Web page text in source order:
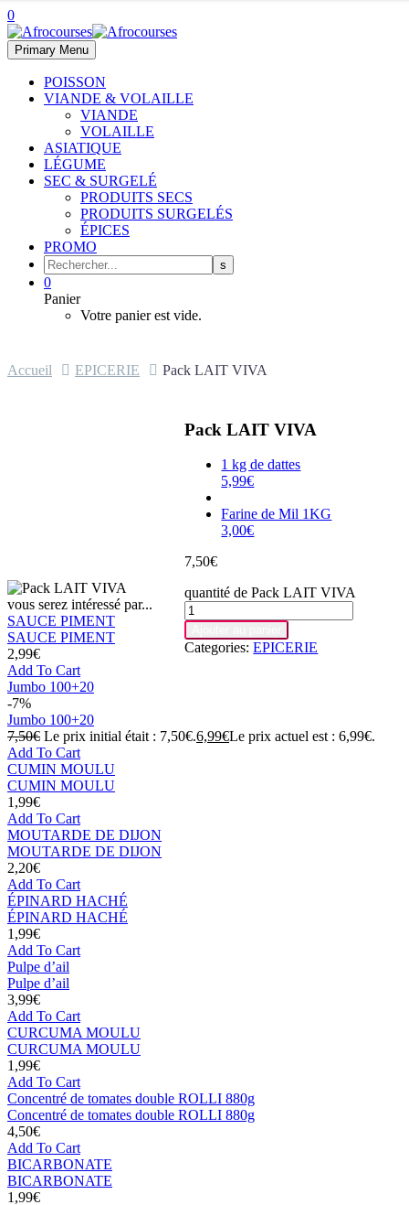
0
Primary Menu
POISSON
VIANDE & VOLAILLE
VIANDE
VOLAILLE
ASIATIQUE
LÉGUME
SEC & SURGELÉ
PRODUITS SECS
PRODUITS SURGELÉS
ÉPICES
PROMO
0
Panier
Votre panier est vide.
Accueil EPICERIE Pack LAIT VIVA
Pack LAIT VIVA
1 kg de dattes
5,99€
Farine de Mil 1KG
3,00€
7,50€
quantité de Pack LAIT VIVA
Categories:EPICERIE
vous serez intéressé par...
SAUCE PIMENT
SAUCE PIMENT
2,99€
Add To Cart
Jumbo 100+20
-7%
Jumbo 100+20
7,50€ Le prix initial était : 7,50€.6,99€Le prix actuel est : 6,99€.
Add To Cart
CUMIN MOULU
CUMIN MOULU
1,99€
Add To Cart
MOUTARDE DE DIJON
MOUTARDE DE DIJON
2,20€
Add To Cart
ÉPINARD HACHÉ
ÉPINARD HACHÉ
1,99€
Add To Cart
Pulpe d’ail
Pulpe d’ail
3,99€
Add To Cart
CURCUMA MOULU
CURCUMA MOULU
1,99€
Add To Cart
Concentré de tomates double ROLLI 880g
Concentré de tomates double ROLLI 880g
4,50€
Add To Cart
BICARBONATE
BICARBONATE
1,99€